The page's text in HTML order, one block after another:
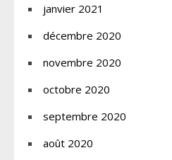
janvier 2021
décembre 2020
novembre 2020
octobre 2020
septembre 2020
août 2020